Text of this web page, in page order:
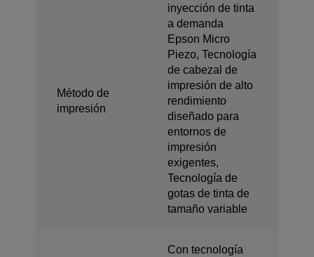
Método de
impresión
inyección de tinta
a demanda
Epson Micro
Piezo, Tecnología
de cabezal de
impresión de alto
rendimiento
diseñado para
entornos de
impresión
exigentes,
Tecnología de
gotas de tinta de
tamaño variable
Con tecnología